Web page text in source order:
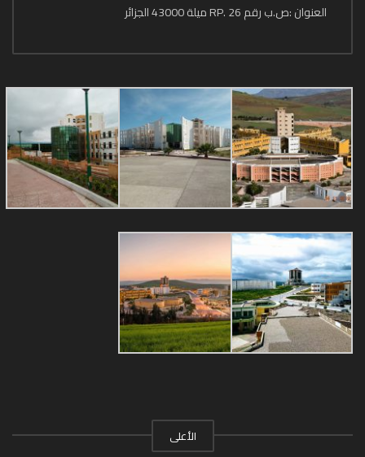
العنوان :ص.ب رقم 26 .RP ميلة 43000 الجزائر
الأعلى